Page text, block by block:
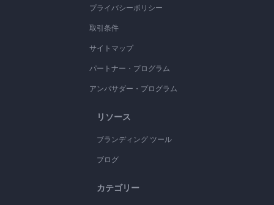
プライバシーポリシー
取引条件
サイトマップ
パートナー・プログラム
アンバサダー・プログラム
リソース
ブランディング ツール
ブログ
カテゴリー